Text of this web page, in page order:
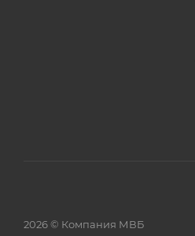
2026 © Компания МВБ